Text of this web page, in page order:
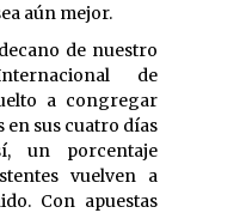
aún mejor.
decano de nuestro
de
a congregar
en sus cuatro días
un porcentaje
vuelven a
Con apuestas